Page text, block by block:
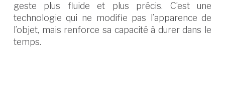
geste plus fluide et plus précis. C’est une
technologie qui ne modifie pas l’apparence de
l’objet, mais renforce sa capacité à durer dans le
temps.